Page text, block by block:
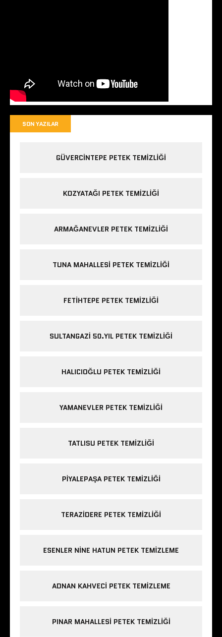
SON YAZILAR
GÜVERCINTEPE PETEK TEMIZLIĞI
KOZYATAĞI PETEK TEMIZLIĞI
ARMAĞANEVLER PETEK TEMIZLIĞI
TUNA MAHALLESI PETEK TEMIZLIĞI
FETIHTEPE PETEK TEMIZLIĞI
SULTANGAZI 50.YIL PETEK TEMIZLIĞI
HALICIOĞLU PETEK TEMIZLIĞI
YAMANEVLER PETEK TEMIZLIĞI
TATLISU PETEK TEMIZLIĞI
PIYALEPAŞA PETEK TEMIZLIĞI
TERAZIDERE PETEK TEMIZLIĞI
ESENLER NINE HATUN PETEK TEMIZLEME
ADNAN KAHVECI PETEK TEMIZLEME
PINAR MAHALLESI PETEK TEMIZLIĞI